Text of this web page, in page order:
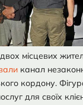
місцевих
канал
кордону.
для своїх